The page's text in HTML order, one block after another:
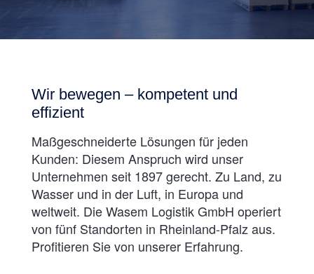
Wir bewegen – kompetent und
effizient
Maßgeschneiderte Lösungen für jeden
Kunden: Diesem Anspruch wird unser
Unternehmen seit 1897 gerecht. Zu Land, zu
Wasser und in der Luft, in Europa und
weltweit. Die Wasem Logistik GmbH operiert
von fünf Standorten in Rheinland-Pfalz aus.
Profitieren Sie von unserer Erfahrung.